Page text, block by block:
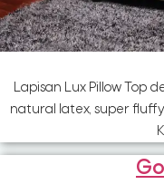
Lapisan Lux Pillow Top
natural latex, super